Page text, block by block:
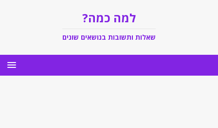
למה כמה?
שאלות ותשובות בנושאים שונים